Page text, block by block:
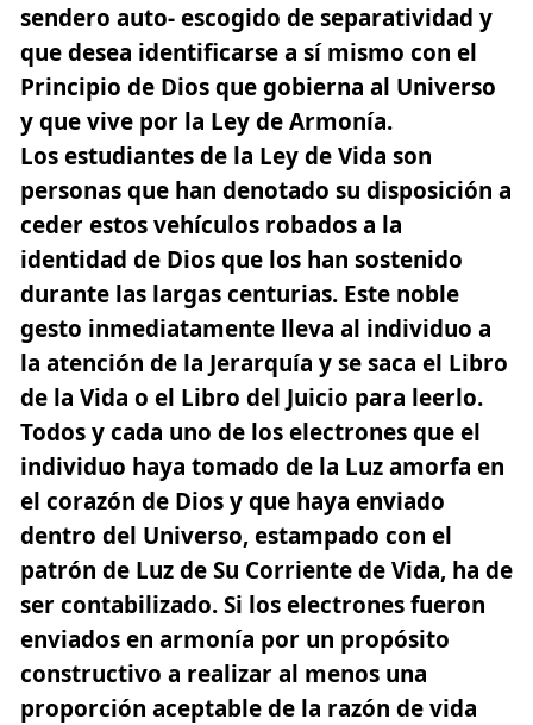
sendero auto- escogido de separatividad y
que desea identificarse a sí mismo con el
Principio de Dios que gobierna al Universo
y que vive por la Ley de Armonía.
Los estudiantes de la Ley de Vida son
personas que han denotado su disposición a
ceder estos vehículos robados a la
identidad de Dios que los han sostenido
durante las largas centurias. Este noble
gesto inmediatamente lleva al individuo a
la atención de la Jerarquía y se saca el Libro
de la Vida o el Libro del Juicio para leerlo.
Todos y cada uno de los electrones que el
individuo haya tomado de la Luz amorfa en
el corazón de Dios y que haya enviado
dentro del Universo, estampado con el
patrón de Luz de Su Corriente de Vida, ha de
ser contabilizado. Si los electrones fueron
enviados en armonía por un propósito
constructivo a realizar al menos una
proporción aceptable de la razón de vida